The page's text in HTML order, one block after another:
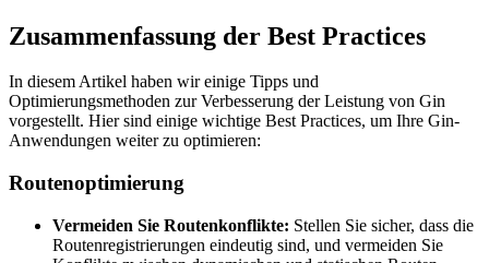
Zusammenfassung der Best Practices
In diesem Artikel haben wir einige Tipps und
Optimierungsmethoden zur Verbesserung der Leistung von Gin
vorgestellt. Hier sind einige wichtige Best Practices, um Ihre Gin-
Anwendungen weiter zu optimieren:
Routenoptimierung
Vermeiden Sie Routenkonflikte: Stellen Sie sicher, dass die
Routenregistrierungen eindeutig sind, und vermeiden Sie